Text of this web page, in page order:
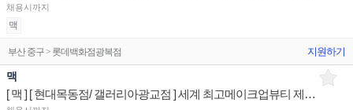
채용시까지
맥
부산 중구 > 롯데백화점광복점 지원하기
맥
[ 맥 ] [ 현대목동점/ 갤러리아광교점 ] 세계 최고메이크업뷰티 제품디스플레이 매장판매사원